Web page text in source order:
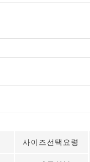
사이즈선택요령